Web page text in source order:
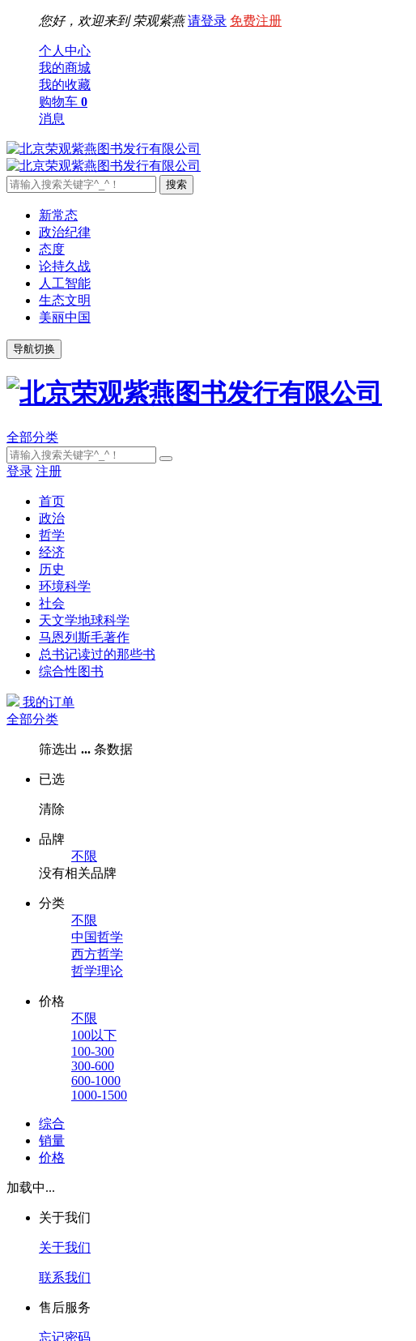
您好，欢迎来到 荣观紫燕 请登录 免费注册
个人中心
我的商城
我的收藏
购物车 0
消息
新常态
政治纪律
态度
论持久战
人工智能
生态文明
美丽中国
导航切换
全部分类
登录 注册
首页
政治
哲学
经济
历史
环境科学
社会
天文学地球科学
马恩列斯毛著作
总书记读过的那些书
综合性图书
我的订单
全部分类
筛选出 ... 条数据
已选
清除
品牌
不限
没有相关品牌
分类
不限
中国哲学
西方哲学
哲学理论
价格
不限
100以下
100-300
300-600
600-1000
1000-1500
综合
销量
价格
加载中...
关于我们
关于我们
联系我们
售后服务
忘记密码